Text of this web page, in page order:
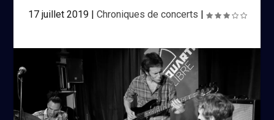
17 juillet 2019| Chroniques de concerts |